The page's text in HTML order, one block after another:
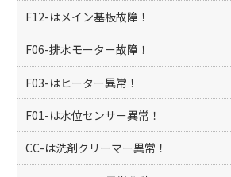
F12-はメイン基板故障！
F06-排水モーター故障！
F03-はヒーター異常！
F01-は水位センサー異常！
CC-は洗剤クリーマー異常！